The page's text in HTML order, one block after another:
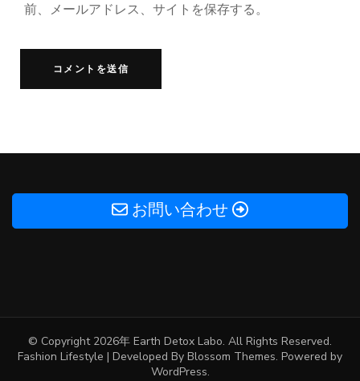
前、メールアドレス、サイトを保存する。
お問い合わせ
© Copyright 2026年 Earth Detox Labo. All Rights Reserved.
Fashion Lifestyle | Developed By Blossom Themes. Powered by
WordPress.